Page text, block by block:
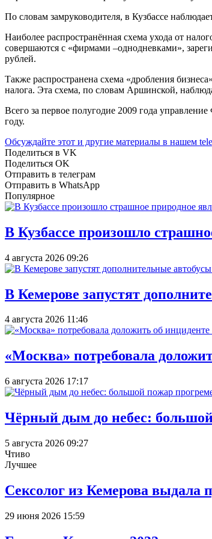
По словам замруководителя, в Кузбассе
Наиболее распространённая схема ухода от
совершаются с «фирмами –однодневками»,
рублей.
Также распространена схема «дробления
налога. Эта схема, по словам Аршинской,
Всего за первое полугодие 2009 года
году.
Обсуждайте этот и другие материалы в нашем
Поделиться в VK
Поделиться OK
Отправить в телеграм
Отправить в WhatsApp
Популярное
В Кузбассе произошло
4 августа 2026 09:26
В Кемерове запустят
4 августа 2026 11:46
«Москва» потребовала
6 августа 2026 17:17
Чёрный дым до небес:
5 августа 2026 09:27
Чтиво
Лучшее
Сексолог из Кемерова выдала
29 июня 2026 15:59